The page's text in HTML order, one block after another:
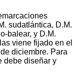
sudatlántica, D.M.
balear, y D.M.
viene fijado en el
diciembre. Para
debe diseñar y